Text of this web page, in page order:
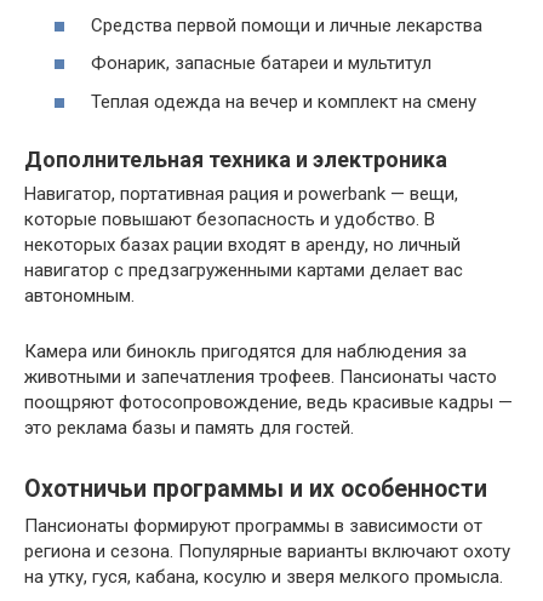
Средства первой помощи и личные лекарства
Фонарик, запасные батареи и мультитул
Теплая одежда на вечер и комплект на смену
Дополнительная техника и электроника
Навигатор, портативная рация и powerbank — вещи,
которые повышают безопасность и удобство. В
некоторых базах рации входят в аренду, но личный
навигатор с предзагруженными картами делает вас
автономным.
Камера или бинокль пригодятся для наблюдения за
животными и запечатления трофеев. Пансионаты часто
поощряют фотосопровождение, ведь красивые кадры —
это реклама базы и память для гостей.
Охотничьи программы и их особенности
Пансионаты формируют программы в зависимости от
региона и сезона. Популярные варианты включают охоту
на утку, гуся, кабана, косулю и зверя мелкого промысла.